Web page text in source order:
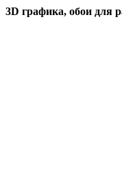
3D графика, обои для